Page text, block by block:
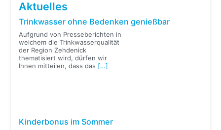
Aktuelles
Trinkwasser ohne Bedenken genießbar
Aufgrund von Presseberichten in
welchem die Trinkwasserqualität
der Region Zehdenick
thematisiert wird, dürfen wir
Ihnen mitteilen, dass das […]
Kinderbonus im Sommer